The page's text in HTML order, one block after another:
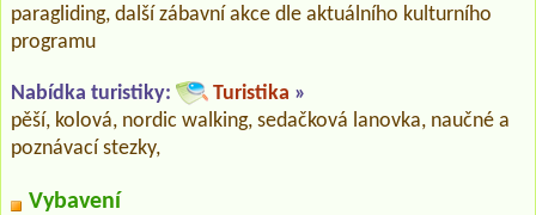
paragliding, další zábavní akce dle aktuálního kulturního
programu
Nabídka turistiky: Turistika »
pěší, kolová, nordic walking, sedačková lanovka, naučné a
poznávací stezky,
Vybavení